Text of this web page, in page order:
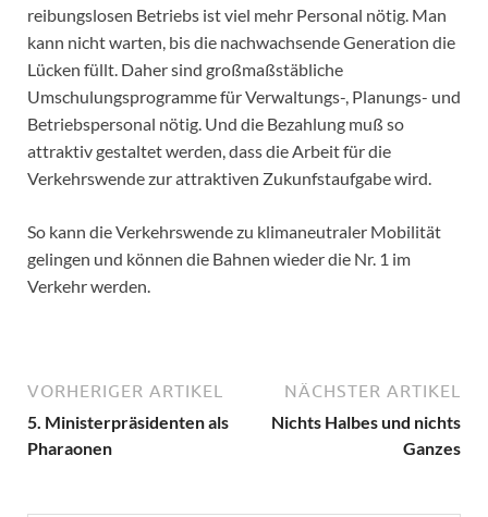
reibungslosen Betriebs ist viel mehr Personal nötig. Man
kann nicht warten, bis die nachwachsende Generation die
Lücken füllt. Daher sind großmaßstäbliche
Umschulungsprogramme für Verwaltungs-, Planungs- und
Betriebspersonal nötig. Und die Bezahlung muß so
attraktiv gestaltet werden, dass die Arbeit für die
Verkehrswende zur attraktiven Zukunfstaufgabe wird.
So kann die Verkehrswende zu klimaneutraler Mobilität
gelingen und können die Bahnen wieder die Nr. 1 im
Verkehr werden.
VORHERIGER ARTIKEL
5. Ministerpräsidenten als
Pharaonen
NÄCHSTER ARTIKEL
Nichts Halbes und nichts
Ganzes